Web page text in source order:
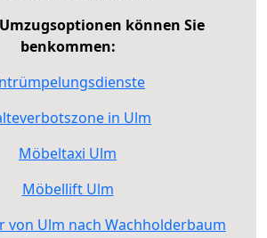
können Sie
benkommen:
in Ulm
Möbeltaxi Ulm
Möbellift Ulm
von Ulm nach Wachholderbaum